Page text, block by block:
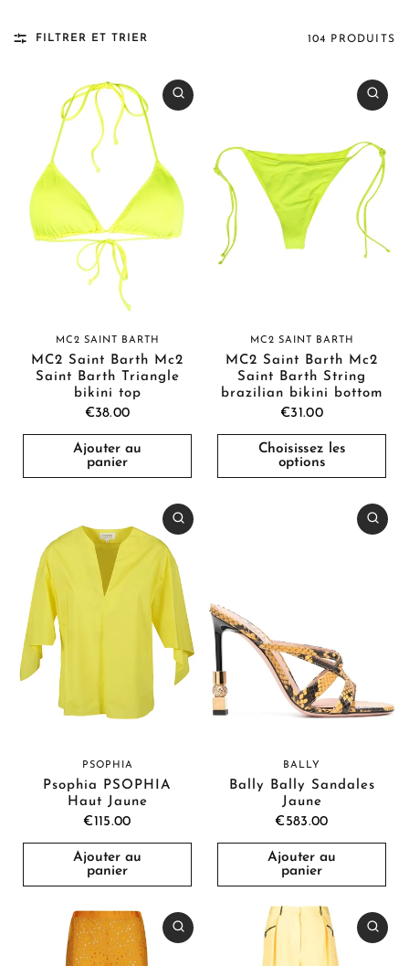
FILTRER ET TRIER 104 PRODUITS
MC2 SAINT BARTH
MC2 Saint Barth Mc2
Saint Barth Triangle
bikini top
€38.00
Ajouter au
panier
MC2 SAINT BARTH
MC2 Saint Barth Mc2
Saint Barth String
brazilian bikini bottom
€31.00
Choisissez les
options
PSOPHIA
Psophia PSOPHIA
Haut Jaune
€115.00
Ajouter au
panier
BALLY
Bally Bally Sandales
Jaune
€583.00
Ajouter au
panier